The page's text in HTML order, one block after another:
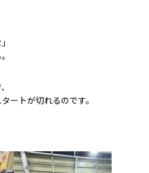
ートが切れるのです。